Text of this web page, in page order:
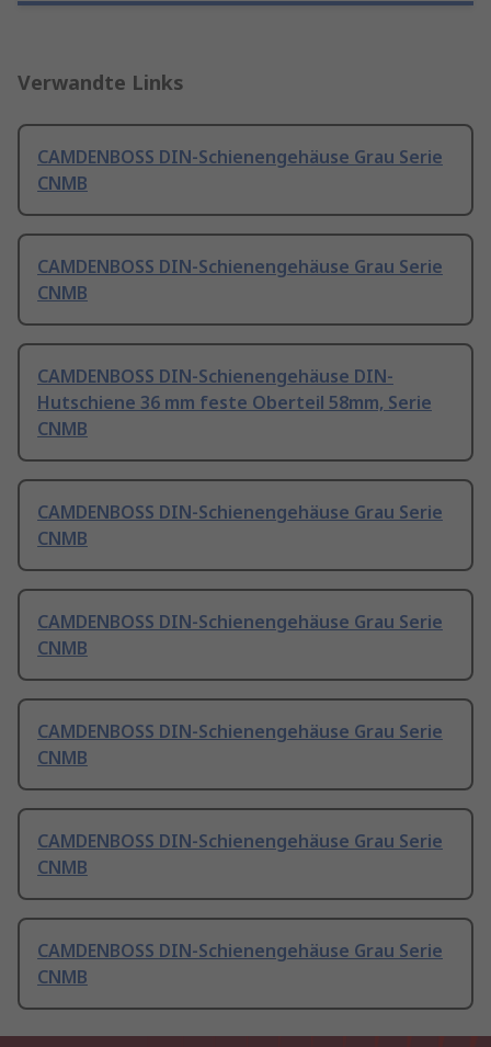
Verwandte Links
CAMDENBOSS DIN-Schienengehäuse Grau Serie
CNMB
CAMDENBOSS DIN-Schienengehäuse Grau Serie
CNMB
CAMDENBOSS DIN-Schienengehäuse DIN-
Hutschiene 36 mm feste Oberteil 58mm, Serie
CNMB
CAMDENBOSS DIN-Schienengehäuse Grau Serie
CNMB
CAMDENBOSS DIN-Schienengehäuse Grau Serie
CNMB
CAMDENBOSS DIN-Schienengehäuse Grau Serie
CNMB
CAMDENBOSS DIN-Schienengehäuse Grau Serie
CNMB
CAMDENBOSS DIN-Schienengehäuse Grau Serie
CNMB